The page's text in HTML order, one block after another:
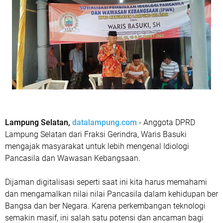
Lampung Selatan, datalampung.com - Anggota DPRD
Lampung Selatan dari Fraksi Gerindra, Waris Basuki
mengajak masyarakat untuk lebih mengenal Idiologi
Pancasila dan Wawasan Kebangsaan.
Dijaman digitalisasi seperti saat ini kita harus memahami
dan mengamalkan nilai nilai Pancasila dalam kehidupan ber
Bangsa dan ber Negara. Karena perkembangan teknologi
semakin masif, ini salah satu potensi dan ancaman bagi